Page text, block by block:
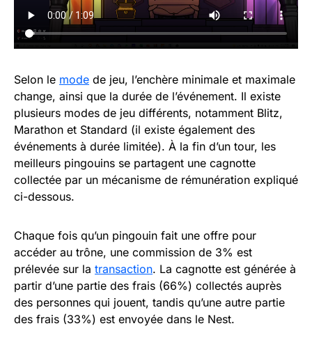
Selon le mode de jeu, l’enchère minimale et maximale
change, ainsi que la durée de l’événement. Il existe
plusieurs modes de jeu différents, notamment Blitz,
Marathon et Standard (il existe également des
événements à durée limitée). À la fin d’un tour, les
meilleurs pingouins se partagent une cagnotte
collectée par un mécanisme de rémunération expliqué
ci-dessous.
Chaque fois qu’un pingouin fait une offre pour
accéder au trône, une commission de 3% est
prélevée sur la transaction. La cagnotte est générée à
partir d’une partie des frais (66%) collectés auprès
des personnes qui jouent, tandis qu’une autre partie
des frais (33%) est envoyée dans le Nest.